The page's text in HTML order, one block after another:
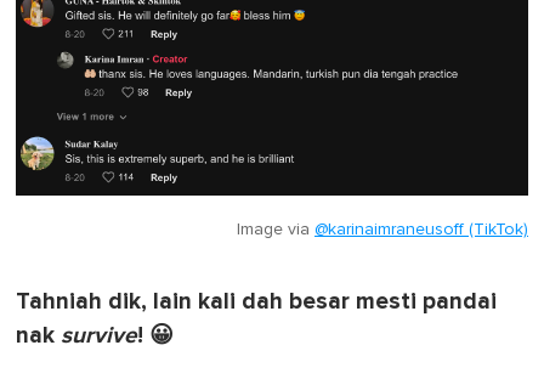
Image via @karinaimraneusoff (TikTok)
Tahniah dik, lain kali dah besar mesti pandai
nak survive! 😀